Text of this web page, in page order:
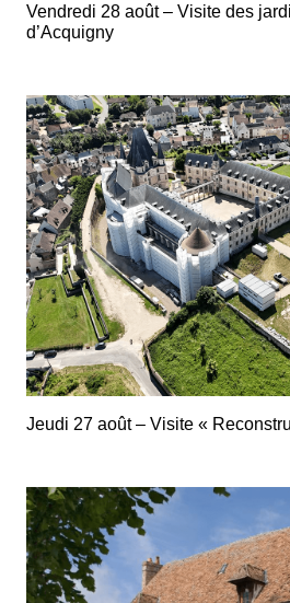
Vendredi 28 août – Visite des
d’Acquigny
Jeudi 27 août – Visite «